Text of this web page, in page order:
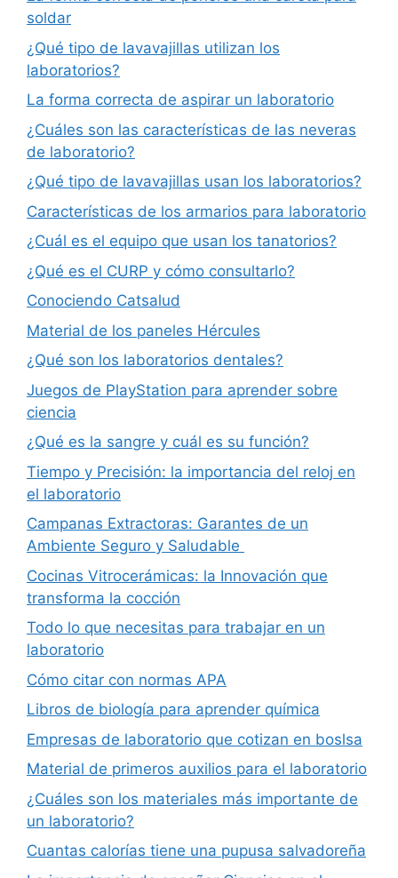
soldar
¿Qué tipo de lavavajillas utilizan los
laboratorios?
La forma correcta de aspirar un laboratorio
¿Cuáles son las características de las neveras
de laboratorio?
¿Qué tipo de lavavajillas usan los laboratorios?
Características de los armarios para laboratorio
¿Cuál es el equipo que usan los tanatorios?
¿Qué es el CURP y cómo consultarlo?
Conociendo Catsalud
Material de los paneles Hércules
¿Qué son los laboratorios dentales?
Juegos de PlayStation para aprender sobre
ciencia
¿Qué es la sangre y cuál es su función?
Tiempo y Precisión: la importancia del reloj en
el laboratorio
Campanas Extractoras: Garantes de un
Ambiente Seguro y Saludable
Cocinas Vitrocerámicas: la Innovación que
transforma la cocción
Todo lo que necesitas para trabajar en un
laboratorio
Cómo citar con normas APA
Libros de biología para aprender química
Empresas de laboratorio que cotizan en boslsa
Material de primeros auxilios para el laboratorio
¿Cuáles son los materiales más importante de
un laboratorio?
Cuantas calorías tiene una pupusa salvadoreña